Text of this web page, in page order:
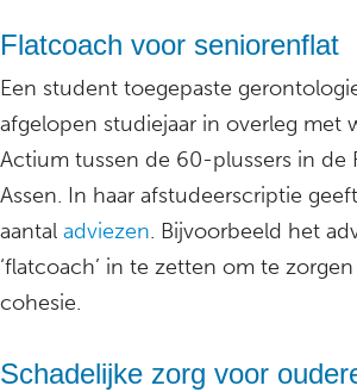
Flatcoach voor seniorenflat
Een student toegepaste
afgelopen studiejaar in overleg met
Actium tussen de 60-plussers in de
Assen. In haar afstudeerscriptie
aantal adviezen. Bijvoorbeeld het
‘flatcoach’ in te zetten om te
cohesie.
Schadelijke zorg voor